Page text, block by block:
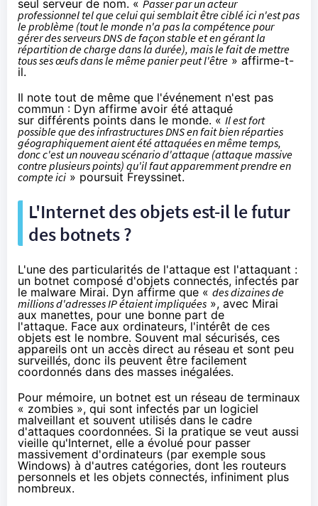
seul serveur de nom. « Passer par un acteur
professionnel tel que celui qui semblait être ciblé ici n'est pas
le problème (tout le monde n'a pas la compétence pour
gérer des serveurs DNS de façon stable et en gérant la
répartition de charge dans la durée), mais le fait de mettre
tous ses œufs dans le même panier peut l'être » affirme-t-
il.
Il note tout de même que l'événement n'est pas
commun : Dyn affirme avoir été attaqué
sur différents points dans le monde. « Il est fort
possible que des infrastructures DNS en fait bien réparties
géographiquement aient été attaquées en même temps,
donc c'est un nouveau scénario d'attaque (attaque massive
contre plusieurs points) qu'il faut apparemment prendre en
compte ici » poursuit Freyssinet.
L'Internet des objets est-il le futur
des botnets ?
L'une des particularités de l'attaque est l'attaquant :
un botnet composé d'objets connectés, infectés par
le malware Mirai. Dyn affirme que « des dizaines de
millions d'adresses IP étaient impliquées », avec Mirai
aux manettes, pour une bonne part de
l'attaque. Face aux ordinateurs, l'intérêt de ces
objets est le nombre. Souvent mal sécurisés, ces
appareils ont un accès direct au réseau et sont peu
surveillés, donc ils peuvent être facilement
coordonnés dans des masses inégalées.
Pour mémoire, un botnet est un réseau de terminaux
« zombies », qui sont infectés par un logiciel
malveillant et souvent utilisés dans le cadre
d'attaques coordonnées. Si la pratique se veut aussi
vieille qu'Internet, elle a évolué pour passer
massivement d'ordinateurs (par exemple sous
Windows) à d'autres catégories, dont les routeurs
personnels et les objets connectés, infiniment plus
nombreux.